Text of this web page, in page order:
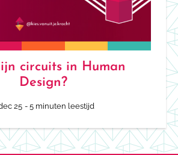
circuits in Human
Design?
25 - 5 minuten leestijd